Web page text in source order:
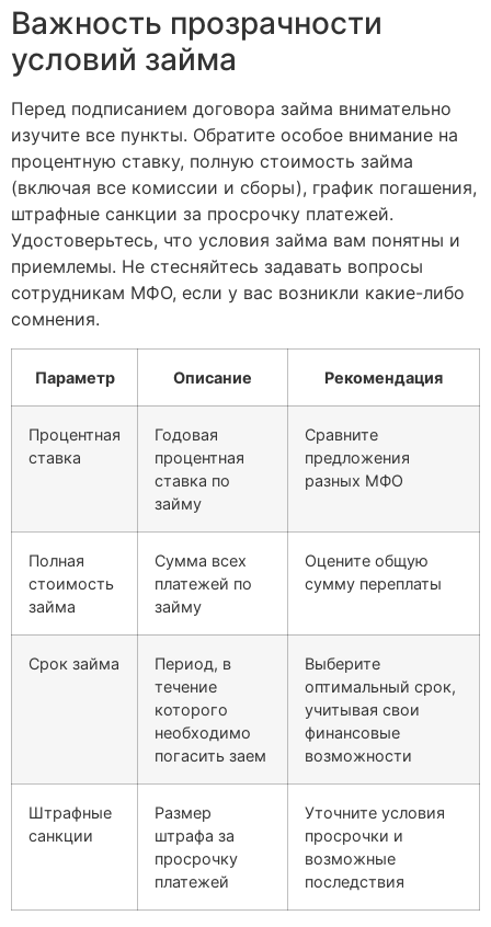
Важность прозрачности
условий займа
Перед подписанием договора займа внимательно
изучите все пункты. Обратите особое внимание на
процентную ставку, полную стоимость займа
(включая все комиссии и сборы), график погашения,
штрафные санкции за просрочку платежей.
Удостоверьтесь, что условия займа вам понятны и
приемлемы. Не стесняйтесь задавать вопросы
сотрудникам МФО, если у вас возникли какие-либо
сомнения.
Параметр Описание Рекомендация
Процентная
ставка
Годовая
процентная
ставка по
займу
Сравните
предложения
разных МФО
Полная
стоимость
займа
Сумма всех
платежей по
займу
Оцените общую
сумму переплаты
Срок займа
Период, в
течение
которого
необходимо
погасить заем
Выберите
оптимальный срок,
учитывая свои
финансовые
возможности
Штрафные
санкции
Размер
штрафа за
просрочку
платежей
Уточните условия
просрочки и
возможные
последствия